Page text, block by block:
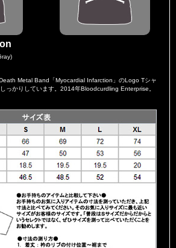
Metal Band「Myocardial Infarction」のLogo Tシャ
っかりしています。2014年Bloodcurdling Enterprise。